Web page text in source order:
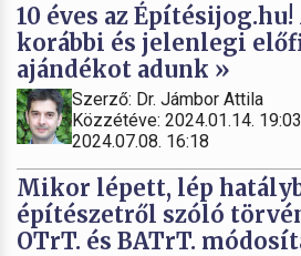
10 éves az
korábbi és jelenlegi
ajándékot adunk »
Szerző: Dr. Jámbor Attila
Közzétéve: 2024.01.14.
2024.07.08. 16:18
Mikor lépett, lép
építészetről szóló
OTrT. és BATrT.